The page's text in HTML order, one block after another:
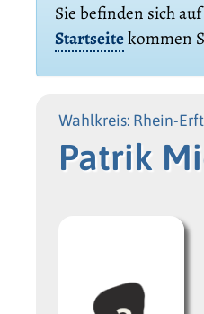
Sie befinden sich
Startseitekommen
Wahlkreis: Rhein-
Patrik